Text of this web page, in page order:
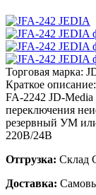
Торговая марка:
Краткое описание:
FA-2242 JD-Media
переключения
резервный УМ
220В/24В
Отгрузка: Склад
Доставка: